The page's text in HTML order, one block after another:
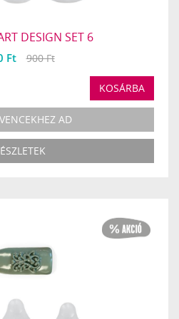
DESIGN SET 6
Ft 900 Ft
KOSÁRBA
AD